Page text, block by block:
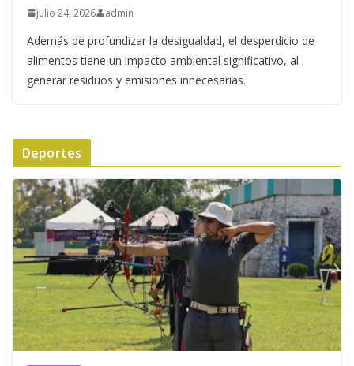
julio 24, 2026 admin
Además de profundizar la desigualdad, el desperdicio de
alimentos tiene un impacto ambiental significativo, al
generar residuos y emisiones innecesarias.
Deportes